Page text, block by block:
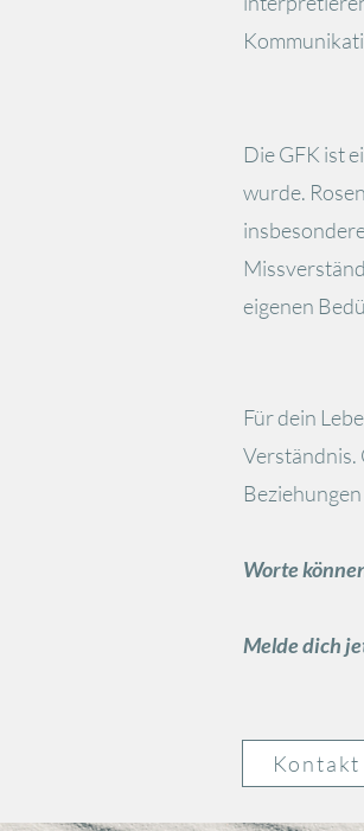
Die GFK ist
wurde.
eigenen
Für dein
Verständnis.
Worte
Melde
Kontakt